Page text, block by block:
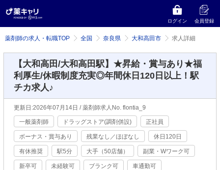
ログイン 会員登録
薬剤師の求人・転職TOP 全国 奈良県 大和高田市 求人詳細
【大和高田/大和高田駅】★昇給・賞与あり★福
利厚生/休暇制度充実◎年間休日120日以上！駅
チカ求人♪
更新日:2026年07月14日 / 薬剤師求人No. flontia_9
一般薬剤師 ドラッグストア(調剤併設) 正社員
ボーナス・賞与あり 残業なし／ほぼなし 休日120日
有休推奨 駅5分 大手（50店舗） 副業・Wワーク可
新卒可 未経験可 ブランク可 車通勤可